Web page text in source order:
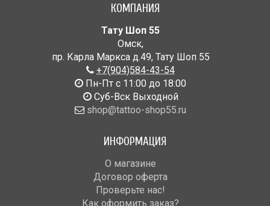
КОМПАНИЯ
Тату Шоп 55
Омск,
пр. Карла Маркса д.49, Тату Шоп 55
+7(904)584-43-54
Пн-Пт с 11:00 до 18:00
Cуб-Вск Выходной
shop@tattoo-shop55.ru
ИНФОРМАЦИЯ
О магазине
Договор оферта
Проверьте нас!
Как оформить заказ?